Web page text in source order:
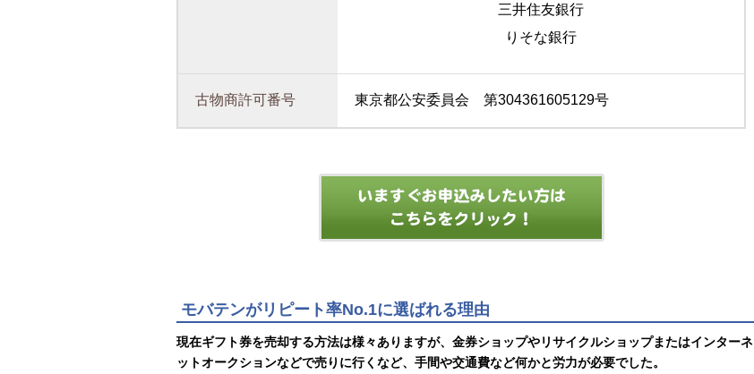
三井住友銀行
りそな銀行
古物商許可番号 東京都公安委員会 第304361605129号
モバテンがリピート率No.1に選ばれる理由
現在ギフト券を売却する方法は様々ありますが、金券ショップやリサイクルショップまたはインターネ
ットオークションなどで売りに行くなど、手間や交通費など何かと労力が必要でした。